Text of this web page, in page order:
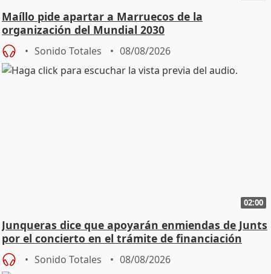
Maíllo pide apartar a Marruecos de la
organización del Mundial 2030
Sonido Totales 08/08/2026
02:00
Junqueras dice que apoyarán enmiendas de Junts
por el concierto en el trámite de financiación
Sonido Totales 08/08/2026